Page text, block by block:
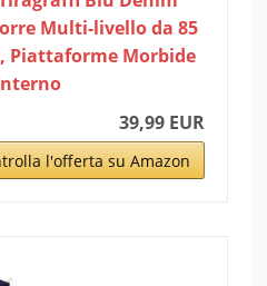
Multi-livello da 85
Piattaforme Morbide
39,99 EUR
l'offerta su Amazon